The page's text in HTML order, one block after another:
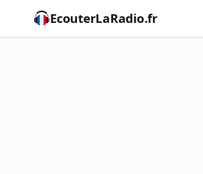
EcouterLaRadio.fr